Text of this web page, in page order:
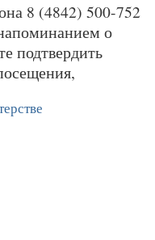
8 (4842) 500-752
о
подтвердить